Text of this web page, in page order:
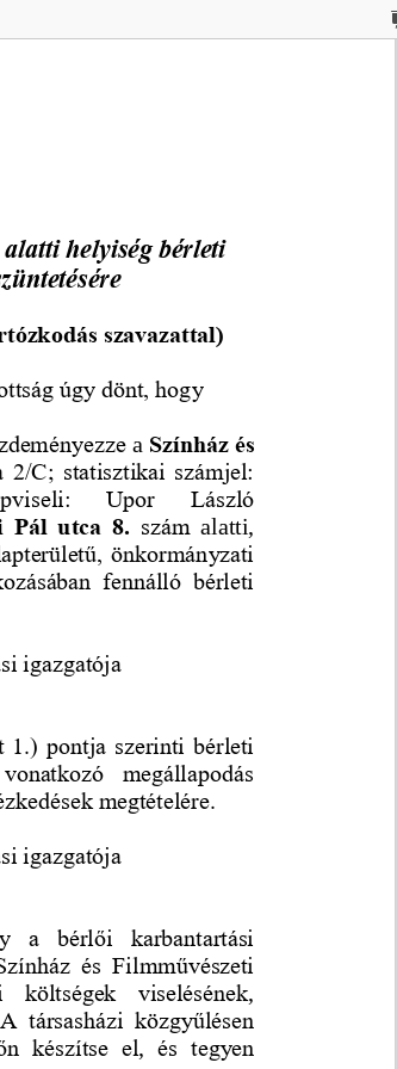
helyiség bérleti
szavazattal)
úgy dönt, hogy
a Színház és
2/C; statisztikai számjel:
Upor    László
Pál  utca  8. szám alatti,
önkormányzati
fennálló  bérleti
igazgatója
1.) pontja szerinti bérleti
megállapodás
dések megtételére.
igazgatója
a  bérlői  karbantartási
és  Filmművészeti
költségek  viselésének,
társasházi  közgyűlésen
készítse  el
és  tegyen